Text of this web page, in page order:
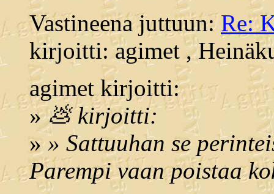
Vastineena juttuun:Re:
kirjoitti: agimet ,
agimet kirjoitti:
»💩 kirjoitti:
» » Sattuuhan se
Parempi vaan poistaa